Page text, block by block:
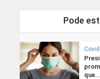
Pode
que...